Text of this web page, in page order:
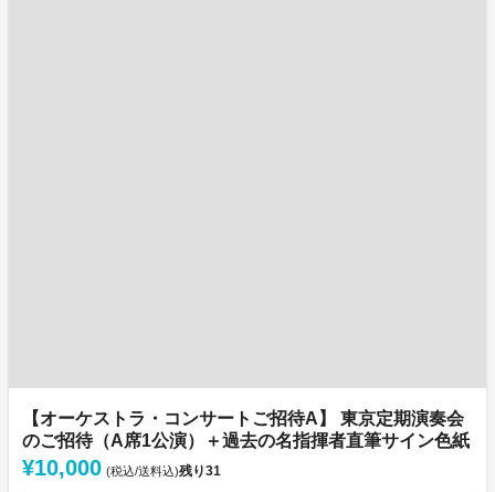
【オーケストラ・コンサートご招待A】 東京定期演奏会
のご招待（A席1公演）＋過去の名指揮者直筆サイン色紙
¥10,000 (税込/送料込)残り31